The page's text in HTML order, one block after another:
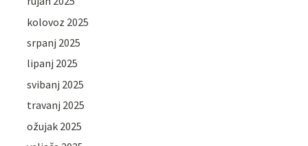
kolovoz 2025
srpanj 2025
lipanj 2025
svibanj 2025
travanj 2025
ožujak 2025